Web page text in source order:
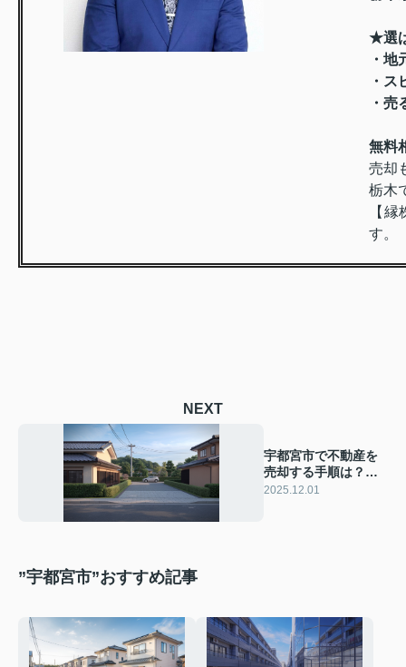
★選
・地
・
・
無料
売却
栃木
【
す。
NEXT
宇都宮市で不動産を
売却する手順は？初
めての方も安心して
2025.12.01
”宇都宮市”おすすめ記事